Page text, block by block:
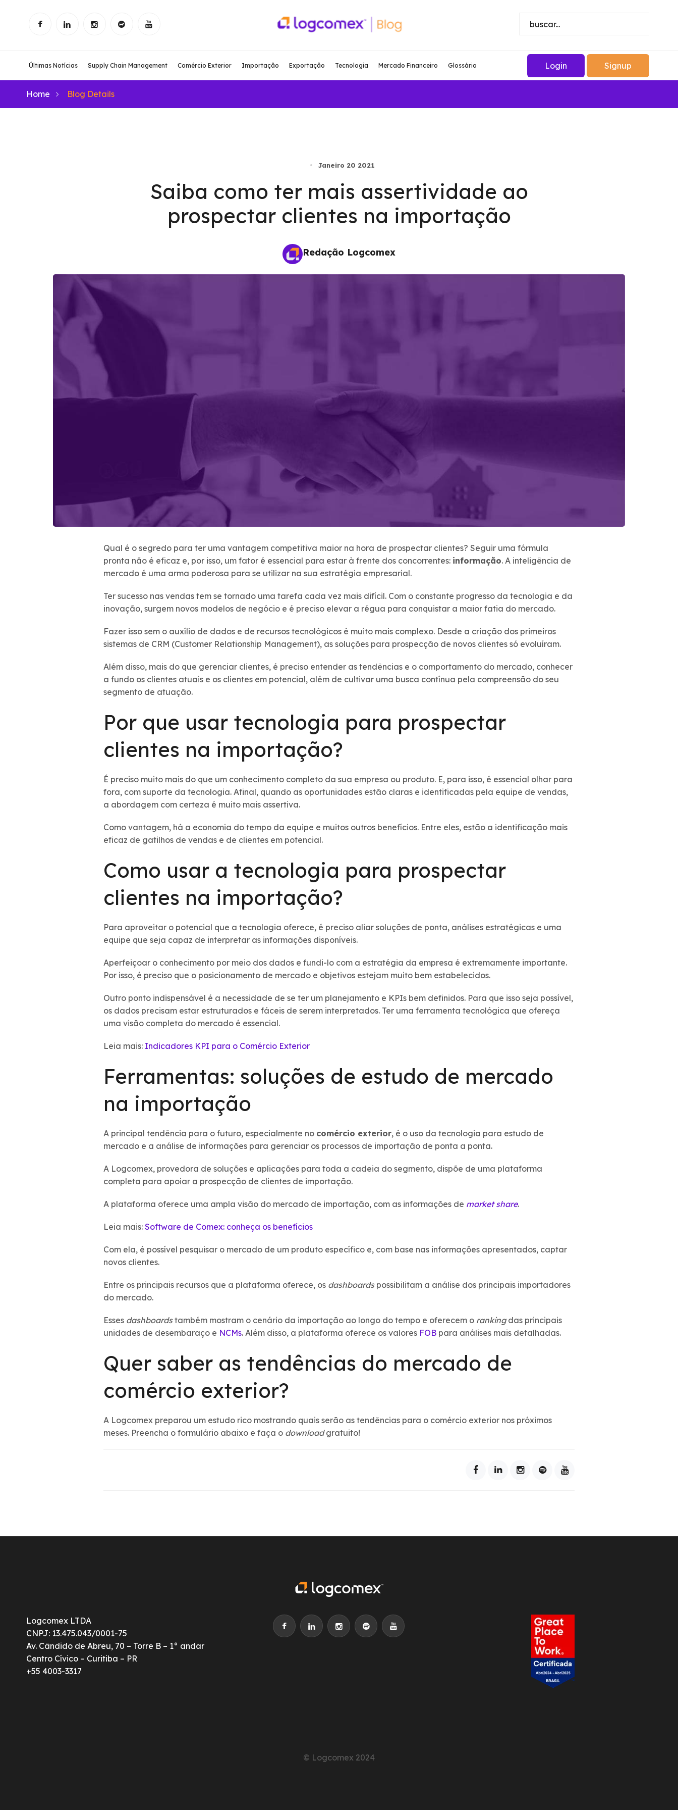
Últimas Notícias Supply Chain Management Comércio Exterior Importação Exportação Tecnologia Mercado Financeiro Glossário Login Signup
Home Blog Details
Janeiro 20 2021
Saiba como ter mais assertividade ao
prospectar clientes na importação
Redação Logcomex
Qual é o segredo para ter uma vantagem competitiva maior na hora de prospectar clientes? Seguir uma fórmula
pronta não é eficaz e, por isso, um fator é essencial para estar à frente dos concorrentes: informação. A inteligência de
mercado é uma arma poderosa para se utilizar na sua estratégia empresarial.
Ter sucesso nas vendas tem se tornado uma tarefa cada vez mais difícil. Com o constante progresso da tecnologia e da
inovação, surgem novos modelos de negócio e é preciso elevar a régua para conquistar a maior fatia do mercado.
Fazer isso sem o auxílio de dados e de recursos tecnológicos é muito mais complexo. Desde a criação dos primeiros
sistemas de CRM (Customer Relationship Management), as soluções para prospecção de novos clientes só evoluíram.
Além disso, mais do que gerenciar clientes, é preciso entender as tendências e o comportamento do mercado, conhecer
a fundo os clientes atuais e os clientes em potencial, além de cultivar uma busca contínua pela compreensão do seu
segmento de atuação.
Por que usar tecnologia para prospectar
clientes na importação?
É preciso muito mais do que um conhecimento completo da sua empresa ou produto. E, para isso, é essencial olhar para
fora, com suporte da tecnologia. Afinal, quando as oportunidades estão claras e identificadas pela equipe de vendas,
a abordagem com certeza é muito mais assertiva.
Como vantagem, há a economia do tempo da equipe e muitos outros benefícios. Entre eles, estão a identificação mais
eficaz de gatilhos de vendas e de clientes em potencial.
Como usar a tecnologia para prospectar
clientes na importação?
Para aproveitar o potencial que a tecnologia oferece, é preciso aliar soluções de ponta, análises estratégicas e uma
equipe que seja capaz de interpretar as informações disponíveis.
Aperfeiçoar o conhecimento por meio dos dados e fundi-lo com a estratégia da empresa é extremamente importante.
Por isso, é preciso que o posicionamento de mercado e objetivos estejam muito bem estabelecidos.
Outro ponto indispensável é a necessidade de se ter um planejamento e KPIs bem definidos. Para que isso seja possível,
os dados precisam estar estruturados e fáceis de serem interpretados. Ter uma ferramenta tecnológica que ofereça
uma visão completa do mercado é essencial.
Leia mais: Indicadores KPI para o Comércio Exterior
Ferramentas: soluções de estudo de mercado
na importação
A principal tendência para o futuro, especialmente no comércio exterior, é o uso da tecnologia para estudo de
mercado e a análise de informações para gerenciar os processos de importação de ponta a ponta.
A Logcomex, provedora de soluções e aplicações para toda a cadeia do segmento, dispõe de uma plataforma
completa para apoiar a prospecção de clientes de importação.
A plataforma oferece uma ampla visão do mercado de importação, com as informações de market share.
Leia mais: Software de Comex: conheça os benefícios
Com ela, é possível pesquisar o mercado de um produto específico e, com base nas informações apresentados, captar
novos clientes.
Entre os principais recursos que a plataforma oferece, os dashboardspossibilitam a análise dos principais importadores
do mercado.
Esses dashboardstambém mostram o cenário da importação ao longo do tempo e oferecem o rankingdas principais
unidades de desembaraço e NCMs. Além disso, a plataforma oferece os valores FOBpara análises mais detalhadas.
Quer saber as tendências do mercado de
comércio exterior?
A Logcomex preparou um estudo rico mostrando quais serão as tendências para o comércio exterior nos próximos
meses. Preencha o formulário abaixo e faça o downloadgratuito!
Logcomex LTDA
CNPJ: 13.475.043/0001-75
Av. Cândido de Abreu, 70 – Torre B – 1° andar
Centro Cívico – Curitiba – PR
+55 4003-3317
© Logcomex 2024